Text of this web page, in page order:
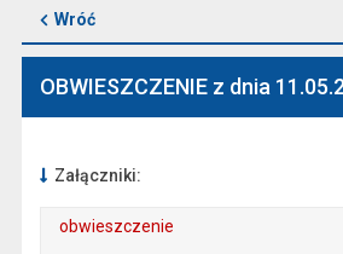
Wróć
OBWIESZCZENIE z dnia
Załączniki:
obwieszczenie